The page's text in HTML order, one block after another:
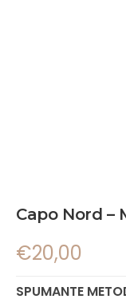
Capo Nord –
€20,00
SPUMANTE